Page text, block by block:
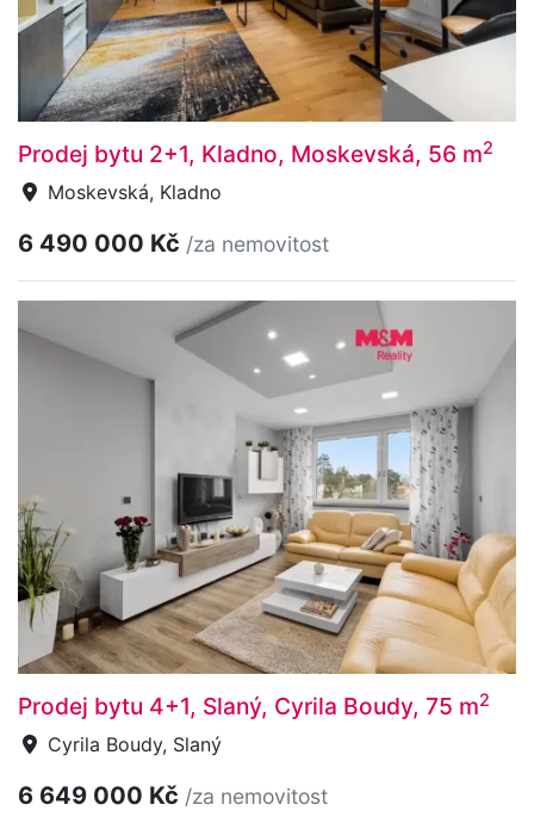
Prodej bytu 2+1, Kladno, Moskevská, 56 m2
Moskevská, Kladno
6 490 000 Kč /za nemovitost
Prodej bytu 4+1, Slaný, Cyrila Boudy, 75 m2
Cyrila Boudy, Slaný
6 649 000 Kč /za nemovitost